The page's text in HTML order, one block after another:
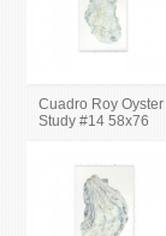
Cuadro Roy Oyster
Study #14 58x76